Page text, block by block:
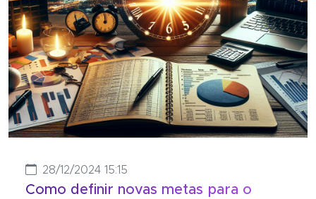
28/12/2024 15:15
Como definir novas metas para o